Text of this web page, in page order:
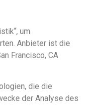
um
Anbieter ist die
Francisco, CA
die die
der Analyse des